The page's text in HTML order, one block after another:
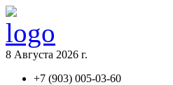
8 Августа 2026 г.
+7 (903) 005-03-60